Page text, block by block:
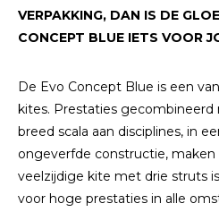
VERPAKKING, DAN IS DE
CONCEPT BLUE IETS VOOR
De Evo Concept Blue is een
kites. Prestaties
breed scala aan disciplines, in
ongeverfde constructie,
veelzijdige kite met drie struts
voor hoge prestaties in alle